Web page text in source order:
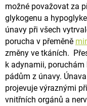
možné považovat za
glykogenu a
únavy při všech
porucha v přeměně
změny ve tkáních.
k adynamii,
pádům z únavy.
projevuje výraznými
vnitřních orgánů a